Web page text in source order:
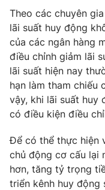
Theo dõi báo trên
Cơ quan chủ quản:Đài
Cơ quan báo chí:Thời
Giấy phép hoạt động
cấp ngày 29/12/2023
Tổng Biên tập:
Vũ
Phó Tổng Biên tập:
Nguyễn Trọng Ninh
Tổng đài VTV:024.38
Theo các chuyên
lãi suất huy động
của các ngân hàng
điều chỉnh giảm lãi
lãi suất hiện nay
hạn làm tham chiếu
vậy, khi lãi suất huy
có điều kiện điều
Để có thể thực hiện
chủ động cơ cấu lại
hơn, tăng tỷ trọng
triển kênh huy động